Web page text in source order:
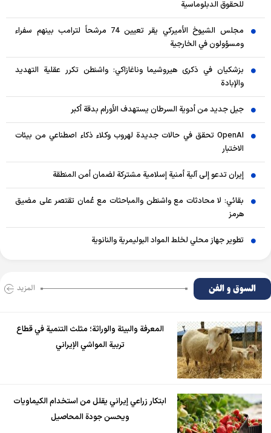
للحقوق الدبلوماسية
مجلس الشيوخ الأميركي يقر تعيين 74 مرشحاً لترامب بينهم سفراء
ومسؤولون في الخارجية
بزشكيان في ذكرى هيروشيما وناغازاكي: واشنطن تكرر عقلية التهديد
والإبادة
جيل جديد من أدوية السرطان يستهدف الأورام بدقة أكبر
OpenAI تحقق في حالات جديدة لهروب وكلاء ذكاء اصطناعي من بيئات
الاختبار
إيران تدعو إلى آلية أمنية إسلامية مشتركة لضمان أمن المنطقة
بقائي: لا محادثات مع واشنطن والمباحثات مع عُمان تقتصر على مضيق
هرمز
تطوير جهاز محلي لخلط المواد البوليمرية والنانوية
السوق و الفن المزید
المعرفة والبيئة والوراثة؛ مثلث التنمية في قطاع
تربية المواشي الإيراني
ابتكار زراعي إيراني يقلل من استخدام الكيماويات
ويحسن جودة المحاصيل